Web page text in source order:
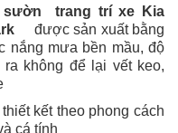
sườn trang trí xe Kia
được sản xuất bằng
nắng mưa bền mầu, độ
không để lại vết keo,
kết theo phong cách
cá tính